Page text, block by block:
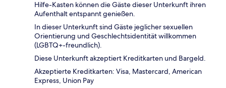
Hilfe-Kasten können die Gäste dieser Unterkunft ihren
Aufenthalt entspannt genießen.
In dieser Unterkunft sind Gäste jeglicher sexuellen
Orientierung und Geschlechtsidentität willkommen
(LGBTQ+-freundlich).
Diese Unterkunft akzeptiert Kreditkarten und Bargeld.
Akzeptierte Kreditkarten: Visa, Mastercard, American
Express, Union Pay